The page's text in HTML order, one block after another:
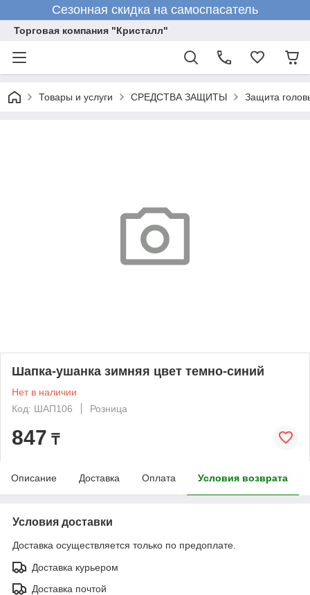
Сезонная скидка на самоспасатель
Торговая компания "Кристалл"
Товары и услуги СРЕДСТВА ЗАЩИТЫ Защита
Шапка-ушанка зимняя цвет темно-синий
Нет в наличии
Код: ШАП106
Розница
847 ₸
Описание Доставка Оплата Условия возврата
Условия доставки
Доставка осуществляется только по предоплате.
Доставка курьером
Доставка почтой